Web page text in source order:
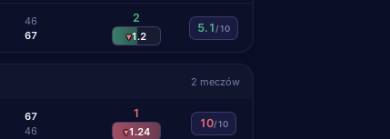
4
6
6
7
2
▾1.2
5.1 /10
2 meczów
6
4
7
6
1
▾1.24
10/10